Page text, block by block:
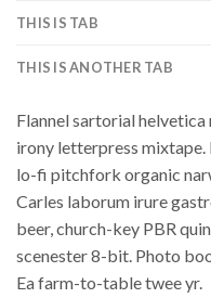
THIS IS TAB
THIS IS ANOTHER TAB
Flannel sartorial
irony letterpress
lo-fi pitchfork organic
Carles laborum irure
beer, church-key PBR
scenester 8-bit. Photo
Ea farm-to-table twee yr.